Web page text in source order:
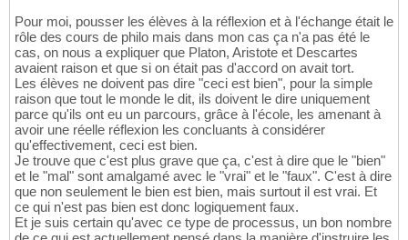
Pour moi, pousser les élèves à la réflexion et à l'échange était le
rôle des cours de philo mais dans mon cas ça n'a pas été le
cas, on nous a expliquer que Platon, Aristote et Descartes
avaient raison et que si on était pas d'accord on avait tort.
Les élèves ne doivent pas dire "ceci est bien", pour la simple
raison que tout le monde le dit, ils doivent le dire uniquement
parce qu'ils ont eu un parcours, grâce à l'école, les amenant à
avoir une réelle réflexion les concluants à considérer
qu'effectivement, ceci est bien.
Je trouve que c'est plus grave que ça, c'est à dire que le "bien"
et le "mal" sont amalgamé avec le "vrai" et le "faux". C'est à dire
que non seulement le bien est bien, mais surtout il est vrai. Et
ce qui n'est pas bien est donc logiquement faux.
Et je suis certain qu'avec ce type de processus, un bon nombre